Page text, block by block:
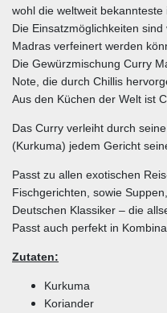
wohl die weltweit bekannteste
Die Einsatzmöglichkeiten
Madras verfeinert werden
Die Gewürzmischung Curry
Note, die durch Chillis
Aus den Küchen der Welt ist
Das Curry verleiht durch
(Kurkuma) jedem Gericht
Passt zu allen exotischen
Fischgerichten, sowie
Deutschen Klassiker – die
Passt auch perfekt in
Zutaten:
Kurkuma
Koriander